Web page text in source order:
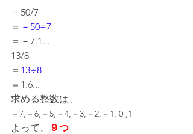
－50/7
＝ －50÷7
＝－7.1...
13/8
＝ 13÷8
＝1.6...
求める整数は、
－7,－6,－5,－4,－3,－2,－1, 0 ,1
よって、 ９つ